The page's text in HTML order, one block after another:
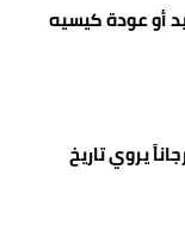
أو عودة كيسيه
يروي تاريخ